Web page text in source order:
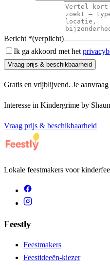
Bericht *(verplicht)
Ik ga akkoord met het
Vraag prijs & beschikbaarheid
Gratis en vrijblijvend. Je
Interesse in Kindergrime by
Vraag prijs & beschikbaarheid
Lokale feestmakers voor
Feestly
Feestmakers
Feestideeën-kiezer